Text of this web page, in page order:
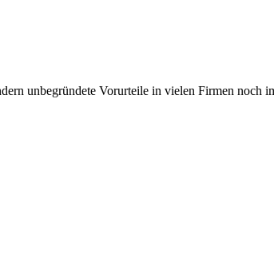
unbegründete Vorurteile in vielen Firmen noch